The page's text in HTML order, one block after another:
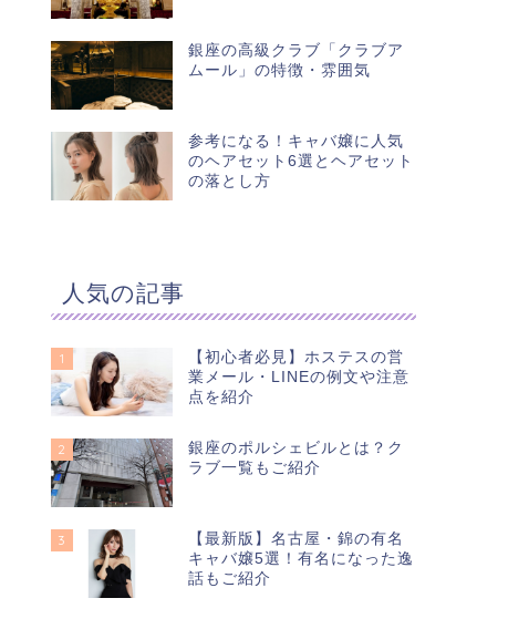
銀座の高級クラブ「クラブア
ムール」の特徴・雰囲気
参考になる！キャバ嬢に人気
のヘアセット6選とヘアセット
の落とし方
人気の記事
1
【初心者必見】ホステスの営
業メール・LINEの例文や注意
点を紹介
2
銀座のポルシェビルとは？ク
ラブ一覧もご紹介
3
【最新版】名古屋・錦の有名
キャバ嬢5選！有名になった逸
話もご紹介